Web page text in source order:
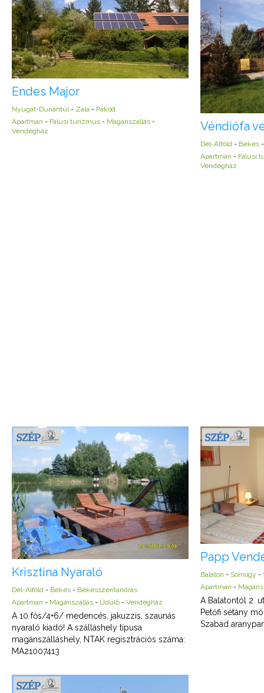
Endes Major
Nyugat-Dunántúl- Zala - Pakod
Apartman - Falusi turizmus - Magánszállás -
Vendégház
Véndiófa
Dél-Alföld - Békés
Apartman - Falusi
Vendégház
Krisztina Nyaraló
Dél-Alföld - Békés - Békésszentandrás
Apartman - Magánszállás - Üdülő - Vendégház
A 10 fős/4+6/ medencés, jakuzzis, szaunás
nyaraló kiadó! A szálláshely típusa
magánszálláshely, NTAK regisztrációs száma:
MA21007413
Papp
Balaton - Somogy -
Apartman -
A Balatontól 2.
Petőfi sétány
Szabad